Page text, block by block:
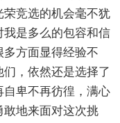
竞选的机会毫不犹
是多么的包容和信
方面显得经验不
，依然还是选择了
卑不再彷徨，满心
敢地来面对这次挑